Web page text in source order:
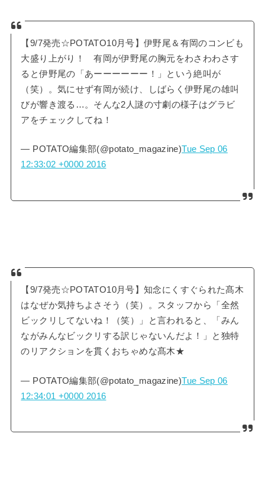
【9/7発売☆POTATO10月号】伊野尾＆有岡のコンビも
大盛り上がり！ 有岡が伊野尾の胸元をわさわわさす
ると伊野尾の「あーーーーーー！」という絶叫が
（笑）。気にせず有岡が続け、しばらく伊野尾の雄叫
びが響き渡る…。そんな2人謎の寸劇の様子はグラビ
アをチェックしてね！
— POTATO編集部(@potato_magazine)Tue Sep 06
12:33:02 +0000 2016
【9/7発売☆POTATO10月号】知念にくすぐられた髙木
はなぜか気持ちよさそう（笑）。スタッフから「全然
ビックリしてないね！（笑）」と言われると、「みん
ながみんなビックリする訳じゃないんだよ！」と独特
のリアクションを貫くおちゃめな髙木★
— POTATO編集部(@potato_magazine)Tue Sep 06
12:34:01 +0000 2016